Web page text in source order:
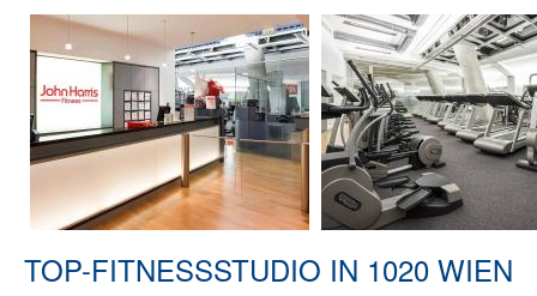
TOP-FITNESSSTUDIO IN 1020 WIEN